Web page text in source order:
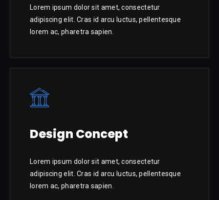
Lorem ipsum dolor sit amet, consectetur
adipiscing elit. Cras id arcu luctus, pellentesque
lorem ac, pharetra sapien.
Design Concept
Lorem ipsum dolor sit amet, consectetur
adipiscing elit. Cras id arcu luctus, pellentesque
lorem ac, pharetra sapien.